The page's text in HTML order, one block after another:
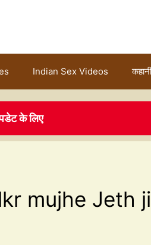
Indian Sex Videos
के लिए
mujhe Jeth ji